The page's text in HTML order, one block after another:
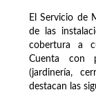
El Servicio de
de las
cobertura a
Cuenta con
(jardinería,
destacan las